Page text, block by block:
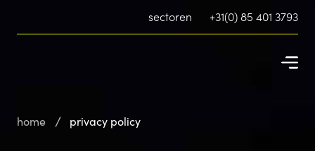
sectoren +31(0) 85 401 3793
home privacy policy